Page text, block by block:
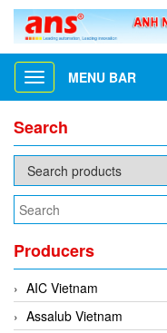
Toggle
navigation
MENU BAR
Search
Producers
AIC Vietnam
Assalub Vietnam